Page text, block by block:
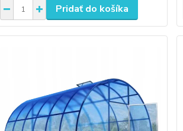
Pridať do košíka